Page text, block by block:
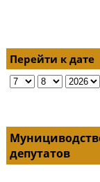
Перейти к дате
депутатов